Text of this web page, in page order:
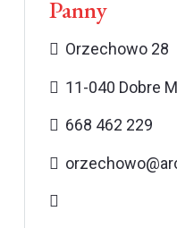
Panny
Orzechowo 28
11-040 Dobre
668 462 229